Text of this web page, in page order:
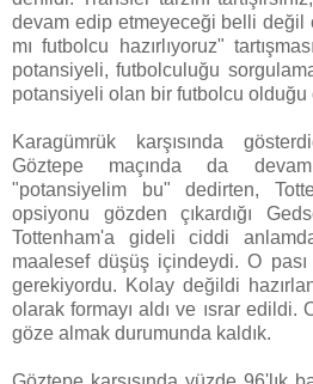
devam edip etmeyeceği belli değil
mı futbolcu hazırlıyoruz"
potansiyeli, futbolculuğu
potansiyeli olan bir futbolcu olduğu
Karagümrük karşısında
Göztepe maçında da
"potansiyelim bu" dedirten,
opsiyonu gözden çıkardığı
Tottenham'a gideli ciddi
maalesef düşüş içindeydi. O pası
gerekiyordu. Kolay değildi
olarak formayı aldı ve ısrar edildi.
göze almak durumunda kaldık.